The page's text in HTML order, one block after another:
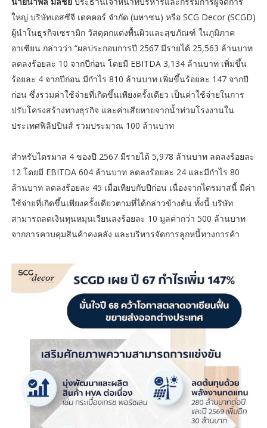
ใหญ่ บริษัทเอสซีจี เดคคอร์ จำกัด (มหาชน) หรือ SCG Decor (SCGD)
ผู้นำในธุรกิจเซรามิก วัสดุตกแต่งพื้นผิวและสุขภัณฑ์ ในภูมิภาค
อาเซียน กล่าวว่า “ผลประกอบการปี 2567 มีรายได้ 25,563 ล้านบาท
ลดลงร้อยละ 10 จากปีก่อน โดยมี EBITDA 3,134 ล้านบาท เพิ่มขึ้น
ร้อยละ 4 จากปีก่อน มีกำไร 810 ล้านบาท เพิ่มขึ้นร้อยละ 147 จากปี
ก่อน ซึ่งรวมค่าใช้จ่ายที่เกิดขึ้นเพียงครั้งเดียว เป็นค่าใช้จ่ายในการ
ปรับโครงสร้างทางธุรกิจ และค่าเสียหายจากน้ำท่วมโรงงานใน
ประเทศฟิลิปปินส์ รวมประมาณ 100 ล้านบาท
สำหรับไตรมาส 4 ของปี 2567 มีรายได้ 5,978 ล้านบาท ลดลงร้อยละ
12 โดยมี EBITDA 604 ล้านบาท ลดลงร้อยละ 24 และมีกำไร 80
ล้านบาท ลดลงร้อยละ 45 เมื่อเทียบกับปีก่อน เนื่องจากไตรมาสนี้ มีค่า
ใช้จ่ายที่เกิดขึ้นเพียงครั้งเดียวตามที่ได้กล่าวข้างต้น ทั้งนี้ บริษัท
สามารถลดเงินทุนหมุนเวียนลงร้อยละ 10 มูลค่ากว่า 500 ล้านบาท
จากการควบคุมสินค้าคงคลัง และบริหารจัดการลูกหนี้ทางการค้า